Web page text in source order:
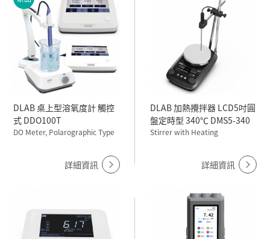
DLAB 桌上型溶氧度計 觸控
式 DDO100T
DO Meter, Polarographic Type
詳細資訊
DLAB 加熱攪拌器 LCD5吋圓
盤定時型 340℃ DMS5-340
Stirrer with Heating
詳細資訊